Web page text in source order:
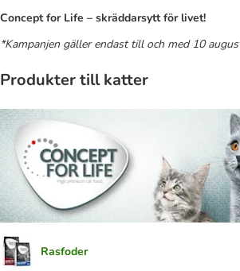
Concept for Life – skräddarsytt för livet!
*Kampanjen gäller endast till och med 10
Produkter till katter
Rasfoder